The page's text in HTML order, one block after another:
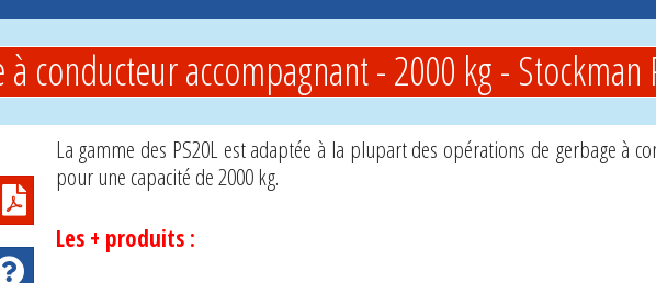
conducteur accompagnant - 2000 kg - Stockman
La gamme des PS20L est adaptée à la plupart des opérations de gerbage à
pour une capacité de 2000 kg.
Les + produits :